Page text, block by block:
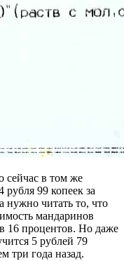
в том же
99 копеек за
нужно читать то, что
мандаринов
16 процентов. Но даже
5 рублей 79
три года назад.